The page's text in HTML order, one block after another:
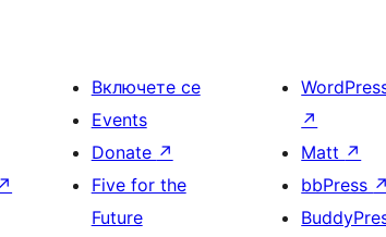
↗
Включете се
Events
Donate ↗
Five for the
Future
↗
Matt ↗
bbPress ↗